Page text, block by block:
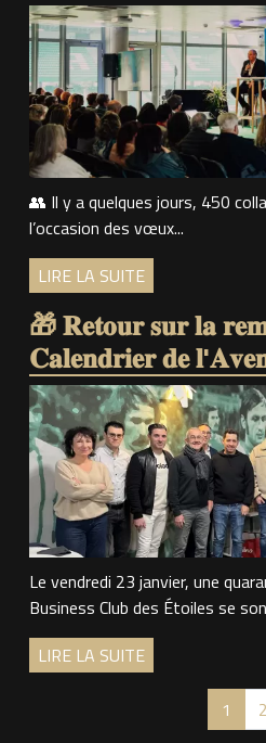
👥 Il y a quelques jours, 450
l’occasion des vœux...
LIRE LA SUITE
🎁 𝐑𝐞𝐭𝐨𝐮𝐫 𝐬𝐮𝐫 𝐥𝐚
𝐂𝐚𝐥𝐞𝐧𝐝𝐫𝐢𝐞𝐫 𝐝𝐞
Le vendredi 23 janvier, une
Business Club des Étoiles se
LIRE LA SUITE
1 2